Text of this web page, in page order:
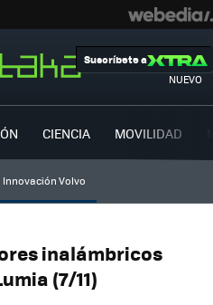
NUEVO
Suscríbete a
CIENCIA MOVILIDAD
Innovación Volvo
inalámbricos
(7/11)